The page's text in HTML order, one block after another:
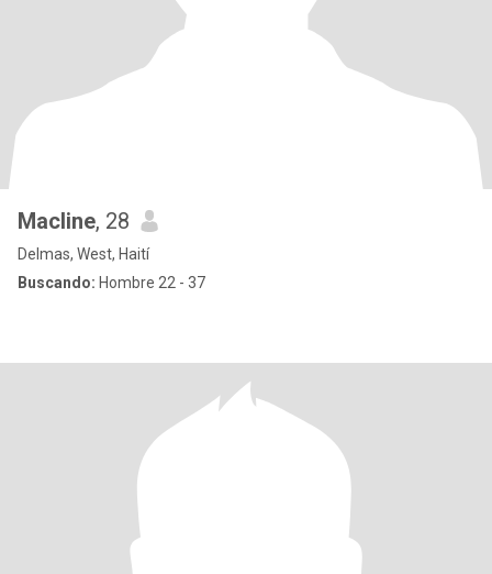
Macline, 28
Delmas, West, Haití
Buscando: Hombre 22 - 37